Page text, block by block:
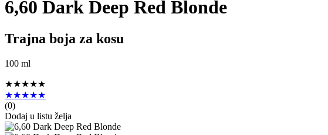
6,60 Dark Deep Red Blonde
Trajna boja za kosu
100 ml
★★★★★
★★★★★
(0)
Dodaj u listu želja